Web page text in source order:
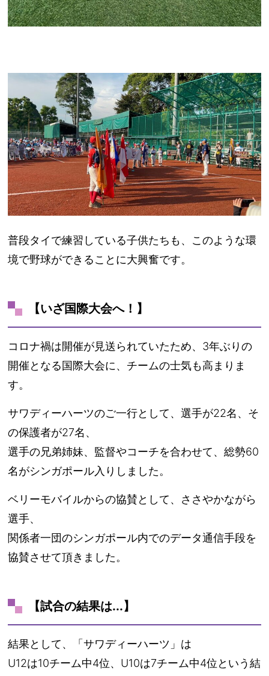
普段タイで練習している子供たちも、このような環
境で野球ができることに大興奮です。
【いざ国際大会へ！】
コロナ禍は開催が見送られていたため、3年ぶりの
開催となる国際大会に、チームの士気も高まりま
す。
サワディーハーツのご一行として、選手が22名、そ
の保護者が27名、
選手の兄弟姉妹、監督やコーチを合わせて、総勢60
名がシンガポール入りしました。
ベリーモバイルからの協賛として、ささやかながら
選手、
関係者一団のシンガポール内でのデータ通信手段を
協賛させて頂きました。
【試合の結果は...】
結果として、「サワディーハーツ」は
U12は10チーム中4位、U10は7チーム中4位という結